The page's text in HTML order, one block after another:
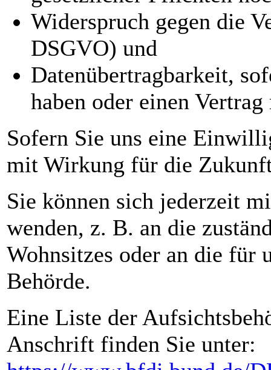
Widerspruch gegen die
DSGVO) und
Datenübertragbarkeit,
haben oder einen
Sofern Sie uns eine
mit Wirkung für die
Sie können sich jederzeit
wenden, z. B. an die
Wohnsitzes oder an die für
Behörde.
Eine Liste der
Anschrift finden Sie unter: